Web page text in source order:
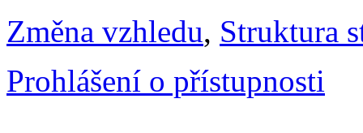
Změna vzhledu, Struktura
Prohlášení o přístupnosti